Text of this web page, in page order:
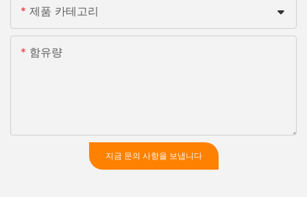
제품 카테고리
함유량
지금 문의 사항을 보냅니다